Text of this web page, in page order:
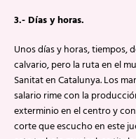
3.- Días y horas.
Unos días y horas, tiempos,
calvario, pero la ruta en el
Sanitat en Catalunya. Los
salario rime con la
exterminio en el centro y
corte que escucho en este